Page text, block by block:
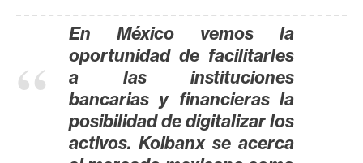
En México vemos la
oportunidad de facilitarles
a las instituciones
bancarias y financieras la
posibilidad de digitalizar los
activos. Koibanx se acerca